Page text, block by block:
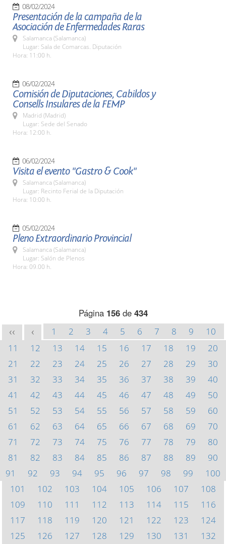
08/02/2024
Presentación de la campaña de la
Asociación de Enfermedades Raras
Salamanca (Salamanca)
Lugar: Sala de Comarcas. Diputación
Hora: 11:00 h.
06/02/2024
Comisión de Diputaciones, Cabildos y
Consells Insulares de la FEMP
Madrid (Madrid)
Lugar: Sede del Senado
Hora: 12:00 h.
06/02/2024
Visita el evento "Gastro & Cook"
Salamanca (Salamanca)
Lugar: Recinto Ferial de la Diputación
Hora: 10:00 h.
05/02/2024
Pleno Extraordinario Provincial
Salamanca (Salamanca)
Lugar: Salón de Plenos
Hora: 09.00 h.
Página 156de 434
<< < 1 2 3 4 5 6 7 8 9
10
11
12 13 14 15 16 17 18 19
20
21
22 23 24 25 26 27 28 29
30
31
32 33 34 35 36 37 38 39
40
41
42 43 44 45 46 47 48 49
50
51
52 53 54 55 56 57 58 59
60
61
62 63 64 65 66 67 68 69
70
71
72 73 74 75 76 77 78 79
80
81
82 83 84 85 86 87 88 89
90
91
92 93 94 95 96 97 98 99
100
101
102 103 104 105 106 107
108
109
110 111 112 113 114 115
116
117
118 119 120 121 122 123
124
125
126 127 128 129 130 131
132